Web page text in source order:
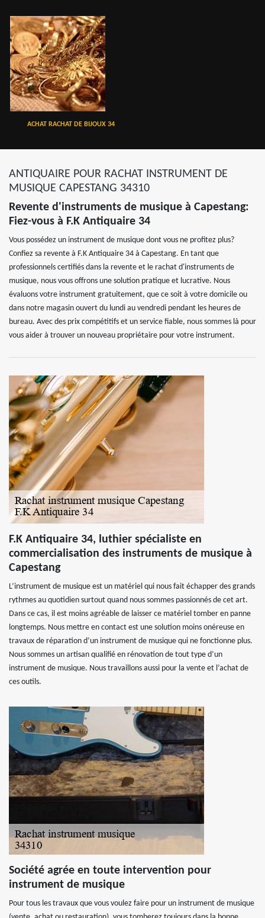
ACHAT RACHAT DE BIJOUX 34
ANTIQUAIRE POUR RACHAT INSTRUMENT DE
MUSIQUE CAPESTANG 34310
Revente d'instruments de musique à Capestang:
Fiez-vous à F.K Antiquaire 34
Vous possédez un instrument de musique dont vous ne profitez plus?
Confiez sa revente à F.K Antiquaire 34 à Capestang. En tant que
professionnels certifiés dans la revente et le rachat d'instruments de
musique, nous vous offrons une solution pratique et lucrative. Nous
évaluons votre instrument gratuitement, que ce soit à votre domicile ou
dans notre magasin ouvert du lundi au vendredi pendant les heures de
bureau. Avec des prix compétitifs et un service fiable, nous sommes là pour
vous aider à trouver un nouveau propriétaire pour votre instrument.
F.K Antiquaire 34, luthier spécialiste en
commercialisation des instruments de musique à
Capestang
L’instrument de musique est un matériel qui nous fait échapper des grands
rythmes au quotidien surtout quand nous sommes passionnés de cet art.
Dans ce cas, il est moins agréable de laisser ce matériel tomber en panne
longtemps. Nous mettre en contact est une solution moins onéreuse en
travaux de réparation d’un instrument de musique qui ne fonctionne plus.
Nous sommes un artisan qualifié en rénovation de tout type d’un
instrument de musique. Nous travaillons aussi pour la vente et l’achat de
ces outils.
Société agrée en toute intervention pour
instrument de musique
Pour tous les travaux que vous voulez faire pour un instrument de musique